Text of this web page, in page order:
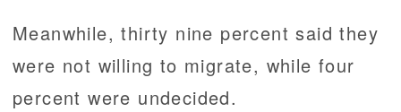
Meanwhile, thirty nine percent said they
were not willing to migrate, while four
percent were undecided.